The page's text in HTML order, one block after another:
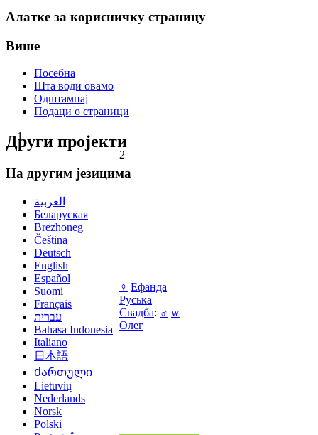
1
2
♀ Ефанда
Руська
Свадба: ♂ w
Олег
Алатке за корисничку страницу
Више
Посебна
Шта води овамо
Одштампај
Подаци о страници
Други пројекти
На другим језицима
العربية
Беларуская
Brezhoneg
Čeština
Deutsch
English
Español
Suomi
Français
עברית
Bahasa Indonesia
Italiano
日本語
Ქართული
Lietuvių
Nederlands
Norsk
Polski